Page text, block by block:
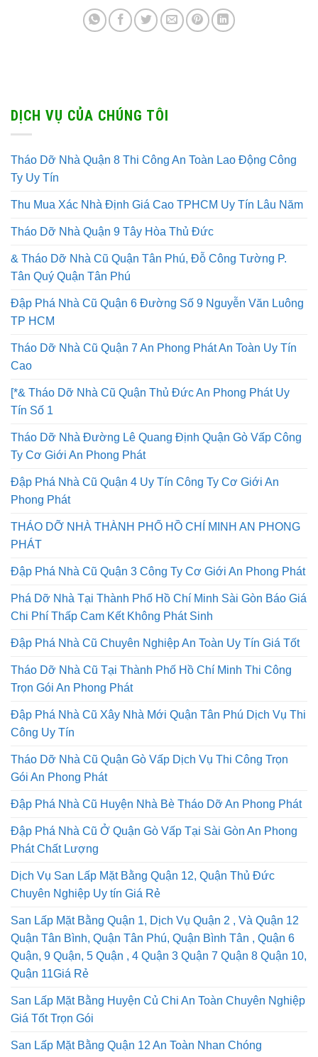
DỊCH VỤ CỦA CHÚNG TÔI
Tháo Dỡ Nhà Quận 8 Thi Công An Toàn Lao Động Công
Ty Uy Tín
Thu Mua Xác Nhà Định Giá Cao TPHCM Uy Tín Lâu Năm
Tháo Dỡ Nhà Quận 9 Tây Hòa Thủ Đức
& Tháo Dỡ Nhà Cũ Quận Tân Phú, Đỗ Công Tường P.
Tân Quý Quận Tân Phú
Đập Phá Nhà Cũ Quận 6 Đường Số 9 Nguyễn Văn Luông
TP HCM
Tháo Dỡ Nhà Cũ Quận 7 An Phong Phát An Toàn Uy Tín
Cao
[*& Tháo Dỡ Nhà Cũ Quận Thủ Đức An Phong Phát Uy
Tín Số 1
Tháo Dỡ Nhà Đường Lê Quang Định Quận Gò Vấp Công
Ty Cơ Giới An Phong Phát
Đập Phá Nhà Cũ Quận 4 Uy Tín Công Ty Cơ Giới An
Phong Phát
THÁO DỠ NHÀ THÀNH PHỐ HỒ CHÍ MINH AN PHONG
PHÁT
Đập Phá Nhà Cũ Quận 3 Công Ty Cơ Giới An Phong Phát
Phá Dỡ Nhà Tại Thành Phố Hồ Chí Minh Sài Gòn Báo Giá
Chi Phí Thấp Cam Kết Không Phát Sinh
Đập Phá Nhà Cũ Chuyên Nghiệp An Toàn Uy Tín Giá Tốt
Tháo Dỡ Nhà Cũ Tại Thành Phố Hồ Chí Minh Thi Công
Trọn Gói An Phong Phát
Đập Phá Nhà Cũ Xây Nhà Mới Quận Tân Phú Dịch Vụ Thi
Công Uy Tín
Tháo Dỡ Nhà Cũ Quận Gò Vấp Dịch Vụ Thi Công Trọn
Gói An Phong Phát
Đập Phá Nhà Cũ Huyện Nhà Bè Tháo Dỡ An Phong Phát
Đập Phá Nhà Cũ Ở Quận Gò Vấp Tại Sài Gòn An Phong
Phát Chất Lượng
Dịch Vụ San Lấp Mặt Bằng Quận 12, Quận Thủ Đức
Chuyên Nghiệp Uy tín Giá Rẻ
San Lấp Mặt Bằng Quận 1, Dịch Vụ Quận 2 , Và Quận 12
Quận Tân Bình, Quận Tân Phú, Quận Bình Tân , Quận 6
Quận, 9 Quận, 5 Quận , 4 Quận 3 Quận 7 Quận 8 Quận 10,
Quận 11Giá Rẻ
San Lấp Mặt Bằng Huyện Củ Chi An Toàn Chuyên Nghiệp
Giá Tốt Trọn Gói
San Lấp Mặt Bằng Quận 12 An Toàn Nhan Chóng